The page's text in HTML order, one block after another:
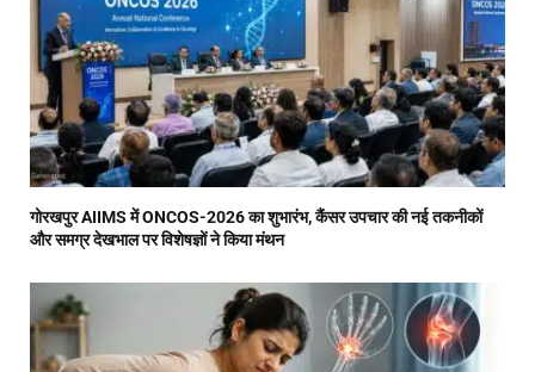
गोरखपुर AIIMS में ONCOS-2026 का शुभारंभ, कैंसर उपचार की नई तकनीकों
और समग्र देखभाल पर विशेषज्ञों ने किया मंथन